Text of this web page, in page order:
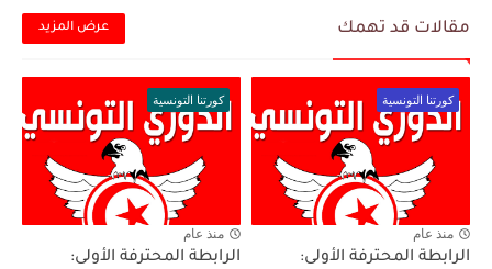
مقالات قد تهمك عرض المزيد
كورتنا التونسية
منذ عام
الرابطة المحترفة الأولى:
كورتنا التونسية
منذ عام
الرابطة المحترفة الأولى: